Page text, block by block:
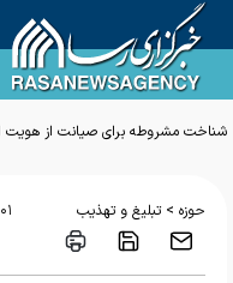
شناخت مشروطه برای صیانت از هویت
حوزه > تبلیغ و تهذیب ۰۱ تير ۱۴۰۵ - ۱۶:۲۷